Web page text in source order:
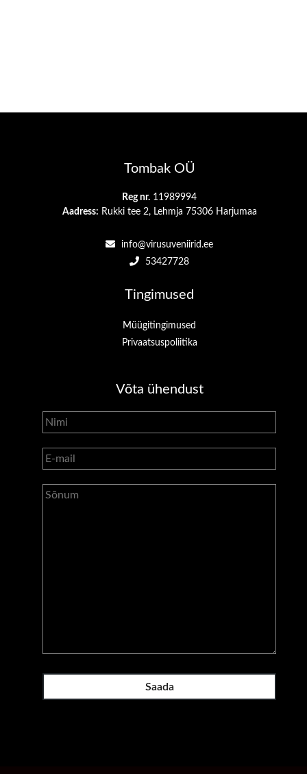
Tombak OÜ
Reg nr. 11989994
Aadress: Rukki tee 2, Lehmja 75306 Harjumaa
info@virusuveniirid.ee
53427728
Tingimused
Müügitingimused
Privaatsuspoliitika
Võta ühendust